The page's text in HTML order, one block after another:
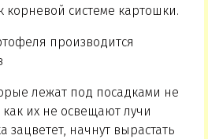
корневой системе картошки.
производится
лежат под посадками не
как их не освещают лучи
зацветет, начнут вырастать